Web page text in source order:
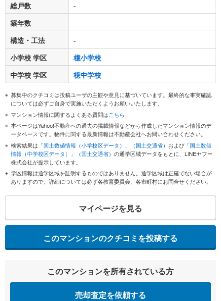
総戸数
-
築年数
-
構造・工法
-
小学校 学区
檍小学校
中学校 学区
檍中学校
募集中のクチコミは投稿ユーザの主観や意見に基づいています。最終的な事実確認
については必ずご自身で実施いただくようお願いいたします。
マンション情報に関するよくある質問はこちら
本ページはYahoo!不動産への過去の掲載情報などから作成したマンション情報のデ
ータベースです。物件に関する最新情報は不動産会社へお問い合わせください。
検索結果は 「国土数値情報（小学校区データ）」（国土交通省） および 「国土数値
情報（中学校区データ）」（国土交通省） の通学区域データをもとに、LINEヤフー
株式会社が提示しています。
学区情報は通学区域を証明するものではありません。通学区域は正確でない場合が
ありますので、詳細については必ず各教育委員会、各市町村にお問合せください。
マイページを見る
このマンションのクチコミを投稿する
このマンションを所有されている方
売却査定を依頼する